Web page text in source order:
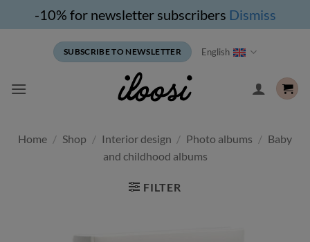
-10% for newsletter subscribers Dismiss
SUBSCRIBE TO NEWSLETTER English
Home / Shop / Interior design / Photo albums / Baby
and childhood albums
FILTER